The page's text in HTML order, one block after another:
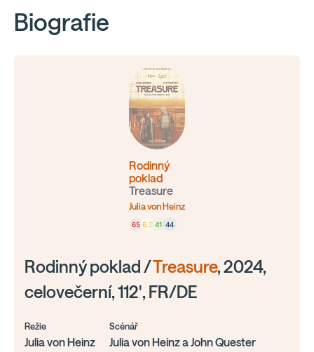
Biografie
Rodinný
poklad
Treasure
Julia von Heinz
65 6.3 41 44
Rodinný poklad /Treasure, 2024,
celovečerní, 112', FR/DE
Režie
Julia von Heinz
Scénář
Julia von Heinz a John Quester